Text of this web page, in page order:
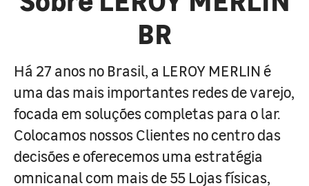
BR
Há 27 anos no Brasil, a LEROY MERLIN é
uma das mais importantes redes de varejo,
focada em soluções completas para o lar.
Colocamos nossos Clientes no centro das
decisões e oferecemos uma estratégia
omnicanal com mais de 55 Lojas físicas,